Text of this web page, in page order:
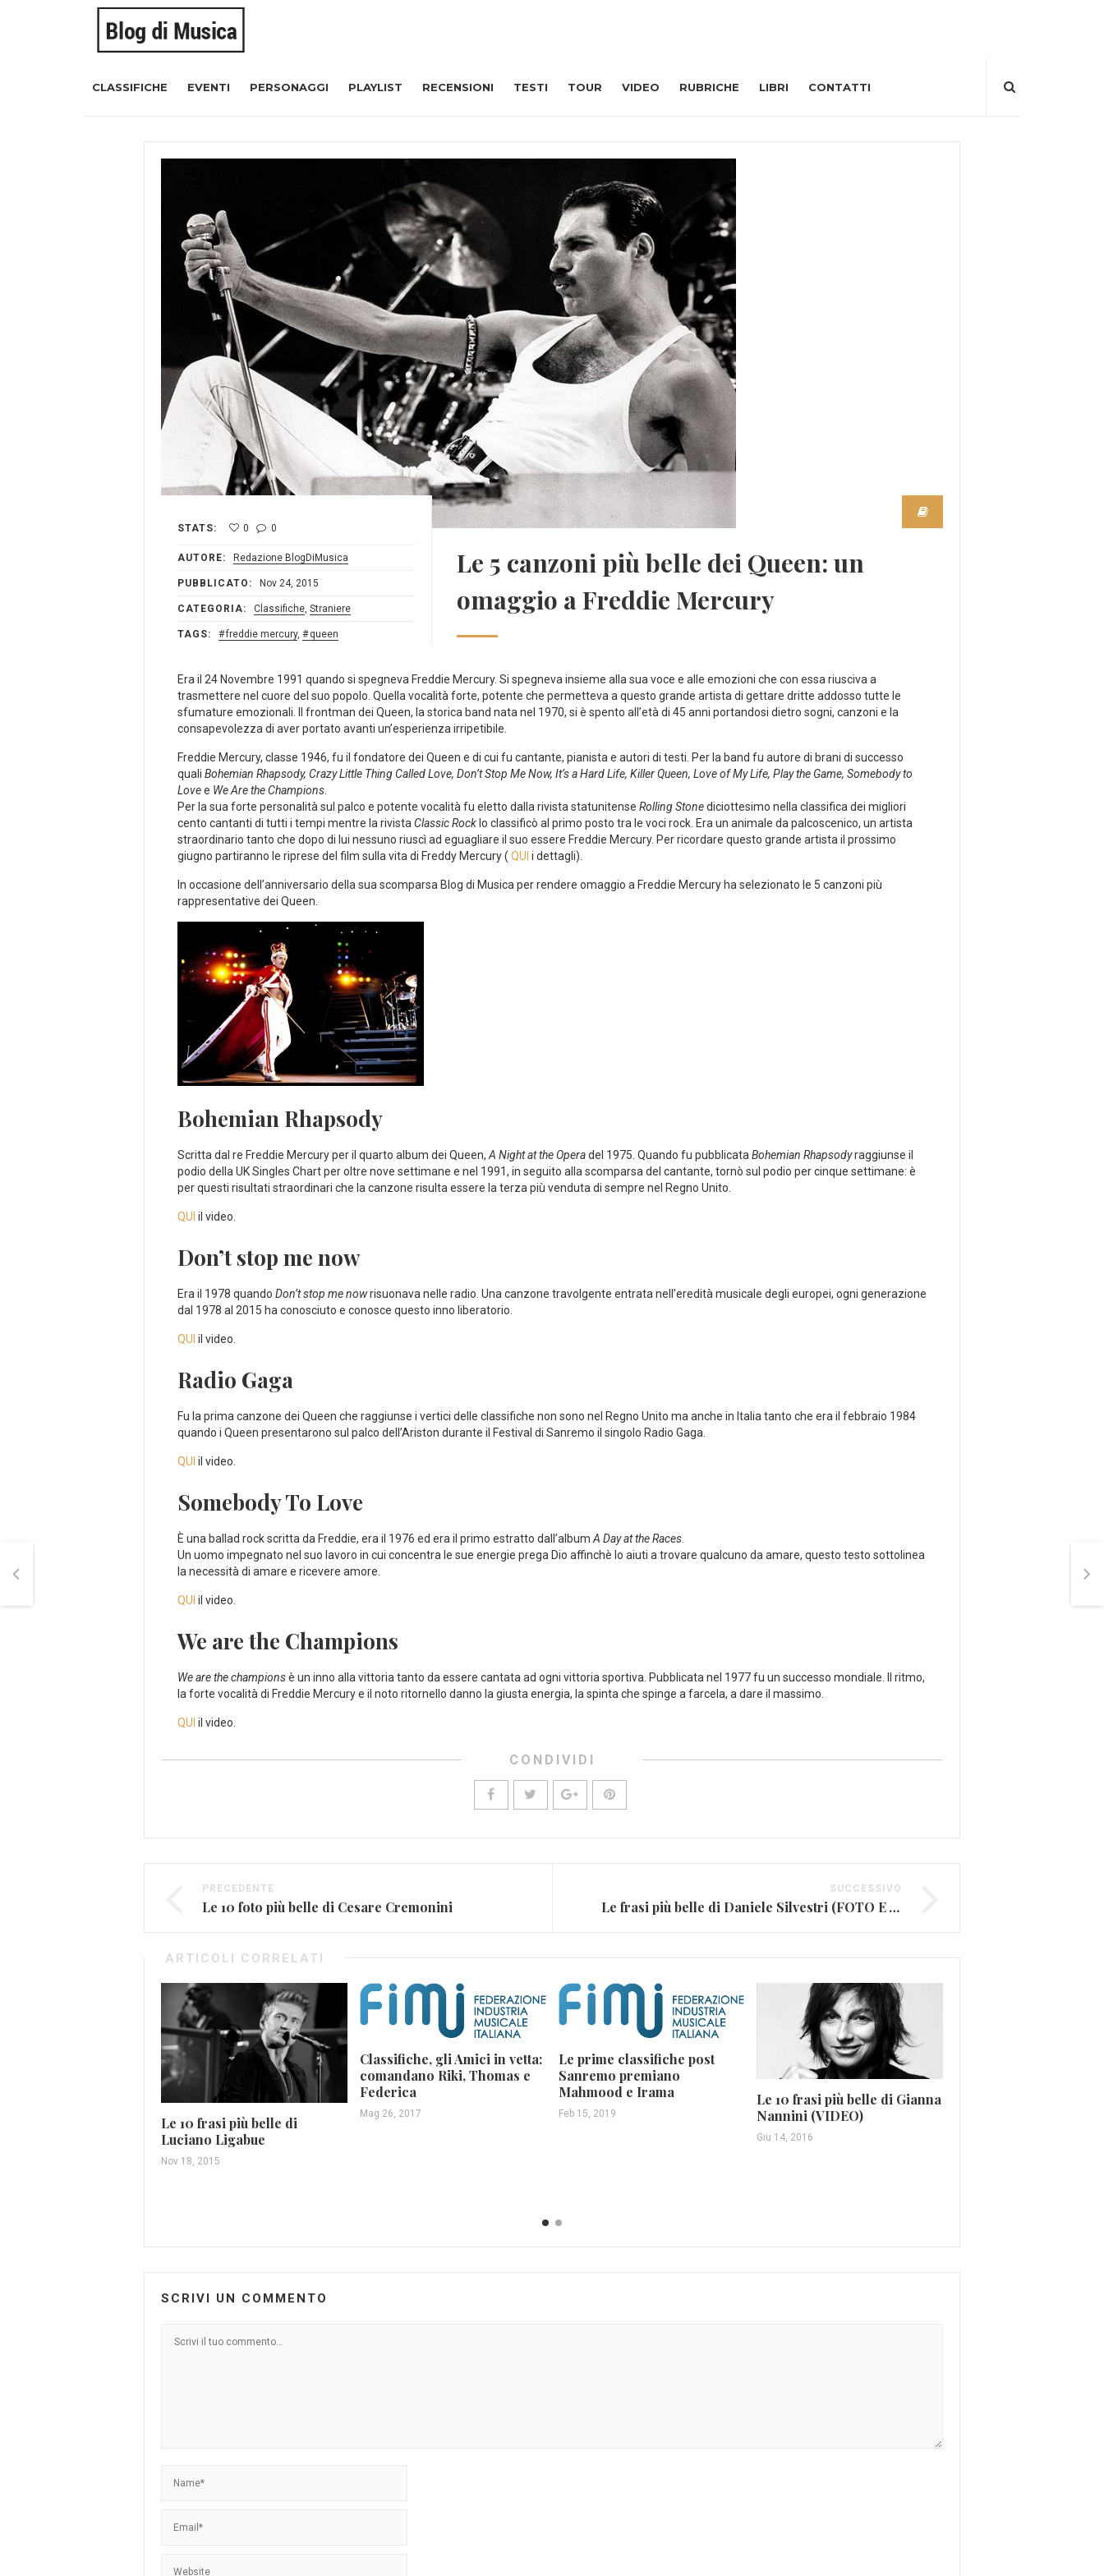
CLASSIFICHE EVENTI PERSONAGGI PLAYLIST RECENSIONI TESTI TOUR VIDEO RUBRICHE LIBRI CONTATTI
STATS: 0 0
AUTORE: Redazione BlogDiMusica
PUBBLICATO: Nov 24, 2015
CATEGORIA: Classifiche, Straniere
TAGS: freddie mercury, queen
Le 5 canzoni più belle dei Queen: un
omaggio a Freddie Mercury
Era il 24 Novembre 1991 quando si spegneva Freddie Mercury. Si spegneva insieme alla sua voce e alle emozioni che con essa riusciva a
trasmettere nel cuore del suo popolo. Quella vocalità forte, potente che permetteva a questo grande artista di gettare dritte addosso tutte le
sfumature emozionali. Il frontman dei Queen, la storica band nata nel 1970, si è spento all’età di 45 anni portandosi dietro sogni, canzoni e la
consapevolezza di aver portato avanti un’esperienza irripetibile.
Freddie Mercury, classe 1946, fu il fondatore dei Queen e di cui fu cantante, pianista e autori di testi. Per la band fu autore di brani di successo
quali Bohemian Rhapsody, Crazy Little Thing Called Love, Don’t Stop Me Now, It’s a Hard Life, Killer Queen, Love of My Life, Play the Game, Somebody to
Lovee We Are the Champions.
Per la sua forte personalità sul palco e potente vocalità fu eletto dalla rivista statunitense Rolling Stonediciottesimo nella classifica dei migliori
cento cantanti di tutti i tempi mentre la rivistaClassic Rock lo classificò al primo posto tra le voci rock. Era un animale da palcoscenico, un artista
straordinario tanto che dopo di lui nessuno riuscì ad eguagliare il suo essere Freddie Mercury. Per ricordare questo grande artista il prossimo
giugno partiranno le riprese del film sulla vita di Freddy Mercury ( QUI i dettagli).
In occasione dell’anniversario della sua scomparsa Blog di Musica per rendere omaggio a Freddie Mercury ha selezionato le 5 canzoni più
rappresentative dei Queen.
Bohemian Rhapsody
Scritta dal re Freddie Mercury per il quarto album dei Queen,A Night at the Operadel 1975. Quando fu pubblicataBohemian Rhapsodyraggiunse il
podio della UK Singles Chart per oltre nove settimane e nel 1991, in seguito alla scomparsa del cantante, tornò sul podio per cinque settimane: è
per questi risultati straordinari che la canzone risulta essere la terza più venduta di sempre nel Regno Unito.
QUI il video.
Don’t stop me now
Era il 1978 quando Don’t stop me nowrisuonava nelle radio. Una canzone travolgente entrata nell’eredità musicale degli europei, ogni generazione
dal 1978 al 2015 ha conosciuto e conosce questo inno liberatorio.
QUI il video.
Radio Gaga
Fu la prima canzone dei Queen che raggiunse i vertici delle classifiche non sono nel Regno Unito ma anche in Italia tanto che era il febbraio 1984
quando i Queen presentarono sul palco dell’Ariston durante il Festival di Sanremo il singolo Radio Gaga.
QUI il video.
Somebody To Love
È una ballad rock scritta da Freddie, era il 1976 ed era il primo estratto dall’albumA Day at the Races.
Un uomo impegnato nel suo lavoro in cui concentra le sue energie prega Dio affinchè lo aiuti a trovare qualcuno da amare, questo testo sottolinea
la necessità di amare e ricevere amore.
QUI il video.
We are the Champions
We are the championsè un inno alla vittoria tanto da essere cantata ad ogni vittoria sportiva. Pubblicata nel 1977 fu un successo mondiale. Il ritmo,
la forte vocalità di Freddie Mercury e il noto ritornello danno la giusta energia, la spinta che spinge a farcela, a dare il massimo.
QUI il video.
CONDIVIDI
PRECEDENTE
Le 10 foto più belle di Cesare Cremonini
SUCCESSIVO
Le frasi più belle di Daniele Silvestri (FOTO E VIDEO)
ARTICOLI CORRELATI
Le 10 frasi più belle di
Luciano Ligabue
Nov 18, 2015
Classifiche, gli Amici in vetta:
comandano Riki, Thomas e
Federica
Mag 26, 2017
Le prime classifiche post
Sanremo premiano
Mahmood e Irama
Feb 15, 2019
Le 10 frasi più belle di Gianna
Nannini (VIDEO)
Giu 14, 2016
SCRIVI UN COMMENTO